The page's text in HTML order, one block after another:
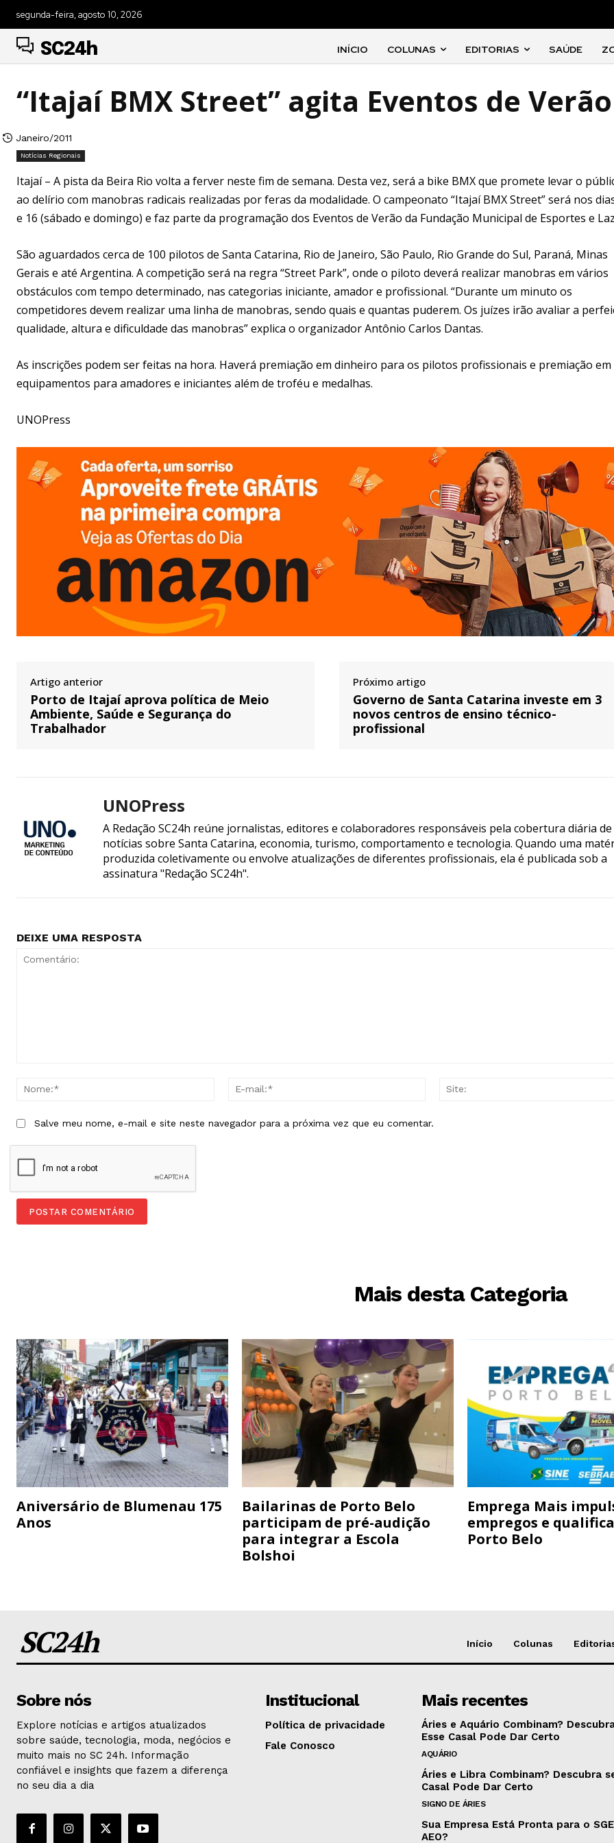
segunda-feira, agosto 10, 2026
SC24h INÍCIO COLUNAS EDITORIAS SAÚDE
“Itajaí BMX Street” agita Eventos de Verão
Janeiro/2011
Notícias Regionais
Itajaí – A pista da Beira Rio volta a ferver neste fim de semana. Desta vez, será a bike BMX que promete levar o
ao delírio com manobras radicais realizadas por feras da modalidade. O campeonato “Itajaí BMX Street” será nos
e 16 (sábado e domingo) e faz parte da programação dos Eventos de Verão da Fundação Municipal de Esportes e
São aguardados cerca de 100 pilotos de Santa Catarina, Rio de Janeiro, São Paulo, Rio Grande do Sul, Paraná, Minas
Gerais e até Argentina. A competição será na regra “Street Park”, onde o piloto deverá realizar manobras em vários
obstáculos com tempo determinado, nas categorias iniciante, amador e profissional. “Durante um minuto os
competidores devem realizar uma linha de manobras, sendo quais e quantas puderem. Os juízes irão avaliar a
qualidade, altura e dificuldade das manobras” explica o organizador Antônio Carlos Dantas.
As inscrições podem ser feitas na hora. Haverá premiação em dinheiro para os pilotos profissionais e premiação em
equipamentos para amadores e iniciantes além de troféu e medalhas.
UNOPress
Artigo anterior
Porto de Itajaí aprova política de Meio
Ambiente, Saúde e Segurança do
Trabalhador
Próximo artigo
Governo de Santa Catarina investe em 3
novos centros de ensino técnico-
profissional
UNOPress
A Redação SC24h reúne jornalistas, editores e colaboradores responsáveis pela cobertura diária de
notícias sobre Santa Catarina, economia, turismo, comportamento e tecnologia. Quando uma
produzida coletivamente ou envolve atualizações de diferentes profissionais, ela é publicada sob a
assinatura "Redação SC24h".
DEIXE UMA RESPOSTA
Nome:*
Salve meu nome, e-mail e site neste navegador para a próxima vez que eu comentar.
Mais desta Categoria
Aniversário de Blumenau 175
Anos
Bailarinas de Porto Belo
participam de pré-audição
para integrar a Escola
Bolshoi
Emprega Mais
empregos e
Porto Belo
SC24h Início Colunas
Sobre nós
Explore notícias e artigos atualizados
sobre saúde, tecnologia, moda, negócios e
muito mais no SC 24h. Informação
confiável e insights que fazem a diferença
no seu dia a dia
Institucional
Política de privacidade
Fale Conosco
Mais recentes
Áries e Aquário Combinam?
Esse Casal Pode Dar Certo
AQUÁRIO
Áries e Libra Combinam? Descubra
Casal Pode Dar Certo
SIGNO DE ÁRIES
Sua Empresa Está Pronta para o
AEO?